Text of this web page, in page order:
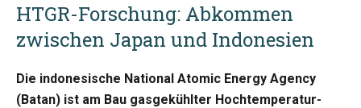
HTGR-Forschung: Abkommen
zwischen Japan und Indonesien
Die indonesische National Atomic Energy Agency
(Batan) ist am Bau gasgekühlter Hochtemperatur-